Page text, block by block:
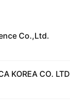
Co.,Ltd.
KOREA CO. LTD